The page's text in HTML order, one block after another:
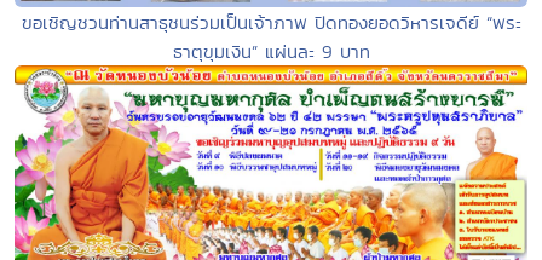
ขอเชิญชวนท่านสาธุชนร่วมเป็นเจ้าภาพ ปิดทองยอดวิหารเจดีย์ “พระ
ธาตุขุมเงิน” แผ่นละ 9 บาท